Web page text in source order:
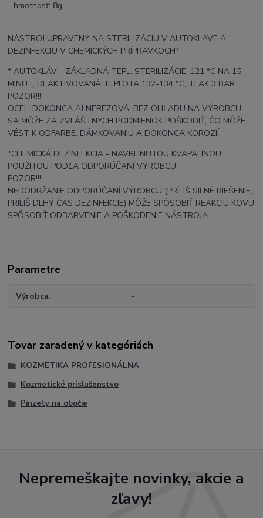
- hmotnosť: 8g
NÁSTROJ UPRAVENÝ NA STERILIZÁCIU V AUTOKLÁVE A
DEZINFEKCIU V CHEMICKÝCH PRÍPRAVKOCH*
* AUTOKLÁV - ZÁKLADNÁ TEPL. STERILIZÁCIE. 121 °C NA 15
MINUT, DEAKTIVOVANÁ TEPLOTA 132-134 °C, TLAK 3 BAR
POZOR!!!
OCEL, DOKONCA AJ NEREZOVÁ, BEZ OHĽADU NA VÝROBCU,
SA MÔŽE ZA ZVLÁŠTNYCH PODMIENOK POŠKODIŤ, ČO MÔŽE
VÉST K ODFARBE, DÁMKOVANIU A DOKONCA KOROZIÍ.
*CHEMICKÁ DEZINFEKCIA - NAVRHNUTOU KVAPALINOU
POUŽITOU PODĽA ODPORÚČANÍ VÝROBCU.
POZOR!!!
NEDODRŽANIE ODPORÚČANÍ VÝROBCU (PRÍLIŠ SILNÉ RIEŠENIE,
PRÍLIŠ DLHÝ ČAS DEZINFEKCIE) MÔŽE SPÔSOBIŤ REAKCIU KOVU
SPÔSOBIŤ ODBARVENIE A POŠKODENIE NÁSTROJA
Parametre
Výrobca -
Tovar zaradený v kategóriách
KOZMETIKA PROFESIONÁLNA
Kozmetické príslušenstvo
Pinzety na obočie
Nepremeškajte novinky, akcie a
zľavy!